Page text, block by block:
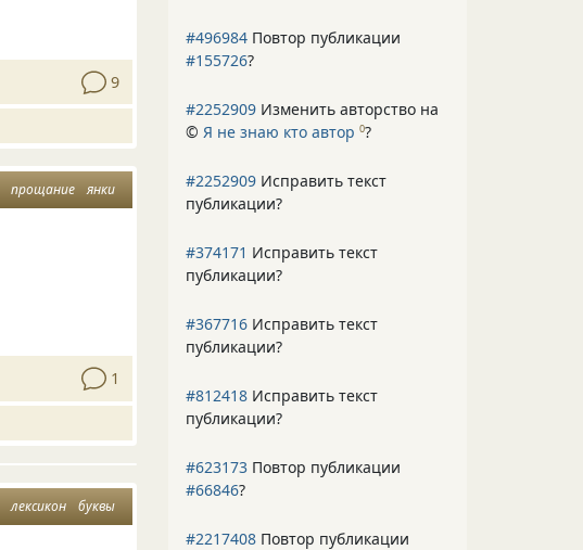
9
прощание янки
1
лексикон буквы
#496984 Повтор публикации
#155726?
#2252909 Изменить авторство на
© Я не знаю кто автор 0?
#2252909 Исправить текст
публикации?
#374171 Исправить текст
публикации?
#367716 Исправить текст
публикации?
#812418 Исправить текст
публикации?
#623173 Повтор публикации
#66846?
#2217408 Повтор публикации